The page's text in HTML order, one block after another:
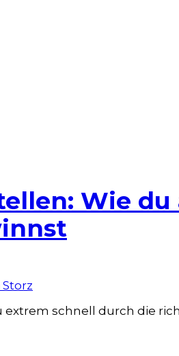
Wie
Storz
extrem schnell durch die